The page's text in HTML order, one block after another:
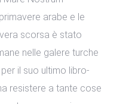
arabe e le
scorsa è stato
nelle galere turche
il suo ultimo libro-
resistere a tante cose